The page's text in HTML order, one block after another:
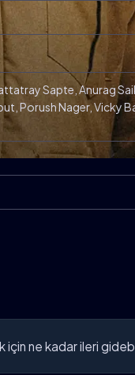
Sapte, Anurag
Porush Nager, Vicky
ne kadar ileri